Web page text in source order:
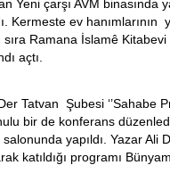
Yeni çarşı AVM binasında
Kermeste ev hanımlarının
sıra Ramana İslamê
açtı.
Tatvan Şubesi ‘’Sahabe
bir de konferans
yapıldı. Yazar Ali
katıldığı programı